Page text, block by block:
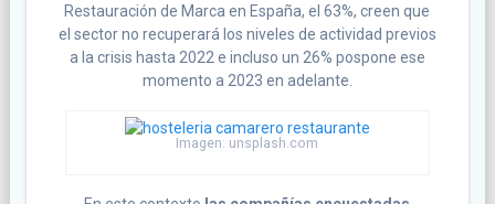
Restauración de Marca en España, el 63%, creen que
el sector no recuperará los niveles de actividad previos
a la crisis hasta 2022 e incluso un 26% pospone ese
momento a 2023 en adelante.
Imagen: unsplash.com